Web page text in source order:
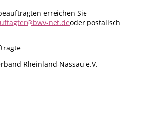
erreichen Sie
net.deoder postalisch
Rheinland-Nassau e.V.